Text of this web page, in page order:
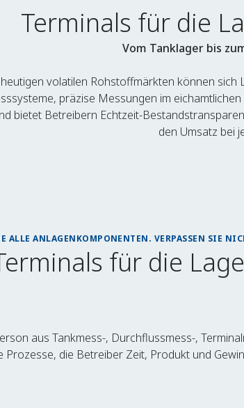
Terminals für die
Vom Tanklager bis
volatilen Rohstoffmärkten können sich
präzise Messungen im
bietet Betreibern Echtzeit-
den Umsatz bei
ALLE ANLAGENKOMPONENTEN. VERPASSEN SIE
für die
aus Tankmess-, Durchflussmess-,
Prozesse, die Betreiber Zeit, Produkt und